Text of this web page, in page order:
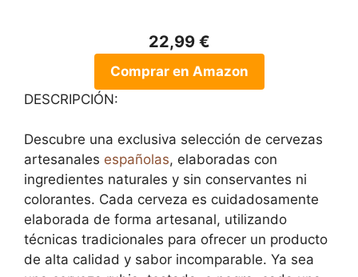
22,99 €
Comprar en Amazon
DESCRIPCIÓN:
Descubre una exclusiva selección de cervezas
artesanales españolas, elaboradas con
ingredientes naturales y sin conservantes ni
colorantes. Cada cerveza es cuidadosamente
elaborada de forma artesanal, utilizando
técnicas tradicionales para ofrecer un producto
de alta calidad y sabor incomparable. Ya sea